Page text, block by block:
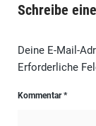
Schreibe
Deine E-Mail-
Erforderliche
Kommentar*